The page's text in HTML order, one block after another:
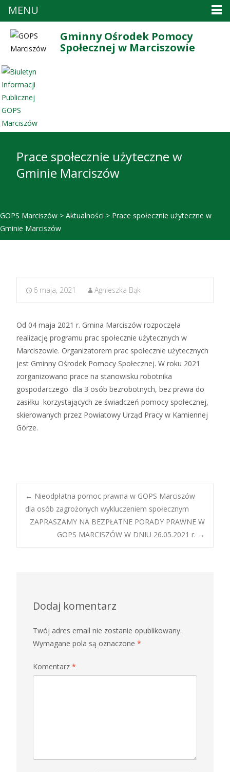
Gminny Ośrodek Pomocy
Społecznej w Marciszowie
Prace społecznie użyteczne w
Gminie Marciszów
GOPS Marciszów > Aktualności > Prace społecznie użyteczne w
Gminie Marciszów
6 maja, 2021 Agnieszka Bąk
Od 04 maja 2021 r. Gmina Marciszów rozpoczęła
realizację programu prac społecznie użytecznych w
Marciszowie. Organizatorem prac społecznie użytecznych
jest Gminny Ośrodek Pomocy Społecznej. W roku 2021
zorganizowano prace na stanowisku robotnika
gospodarczego dla 3 osób bezrobotnych, bez prawa do
zasiłku korzystających ze świadczeń pomocy społecznej,
skierowanych przez Powiatowy Urząd Pracy w Kamiennej
Górze.
Post
navigation
← Nieodpłatna pomoc prawna w GOPS Marciszów
dla osób zagrożonych wykluczeniem społecznym
ZAPRASZAMY NA BEZPŁATNE PORADY PRAWNE W
GOPS MARCISZÓW W DNIU 26.05.2021 r. →
Dodaj komentarz
Twój adres email nie zostanie opublikowany.
Wymagane pola są oznaczone *
Komentarz *
MENU